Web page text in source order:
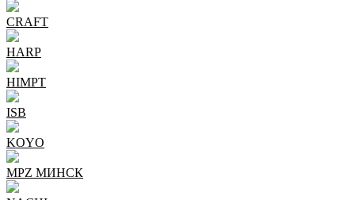
CRAFT
HARP
HIMPT
ISB
KOYO
MPZ МИНСК